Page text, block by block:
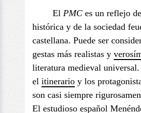
El PMC es un reflejo
histórica y de la sociedad
castellana. Puede ser
gestas más realistas y
literatura medieval
el itinerario y los
son casi siempre
El estudioso español